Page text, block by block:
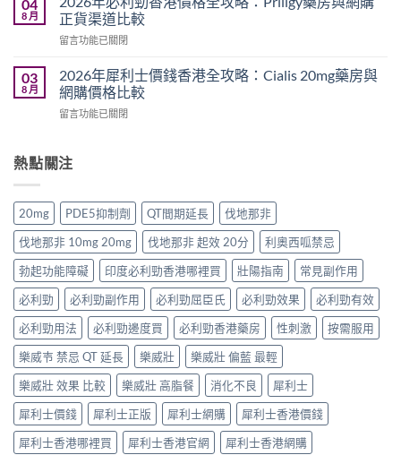
買？
港
購
渠
道
招
防
鑑
別
指
南〉
中
推
介：
香
男
士
健
行
網
購
選
購
指
南〉
樂
威
壯
香
港
價
格
略：
與
網
購
正
貨
渠
比
較〉
中
04
8 月
正貨渠道比較
在
年
必
利
勁
價
攻
略：
Priligy
藥
房
與
購
正
貨
渠
道
比
較〉
中
留言功能已關閉
03
8 月
2026年犀利士價錢香港全攻略：Cialis 20mg藥房與
網購價格比較
在
犀
利
價
錢
香
港
全
攻
略：
Cialis
20mg
藥
房
與
網
購
價
格
比
留言功能已關閉
熱點關注
20mg PDE5抑制劑 QT間期延長
伐地那非
伐地那非 10mg 20mg
伐地那非 起效 20分
利奧西呱禁忌
勃起功能障礙
印度必利勁香港哪裡買 壯陽指南
常見副作用
必利勁
必利勁副作用 必利勁屈臣氏 必利勁效果
必利勁有效
必利勁用法
必利勁邊度買 必利勁香港藥房 性刺激
按需服用
樂威壭 禁忌 QT 延長
樂威壯
樂威壯 偏藍 最輕
樂威壯 效果 比較
樂威壯 高脂餐 消化不良
犀利士
犀利士價錢
犀利士正版 犀利士網購
犀利士香港價錢
犀利士香港哪裡買
犀利士香港官網
犀利士香港網購